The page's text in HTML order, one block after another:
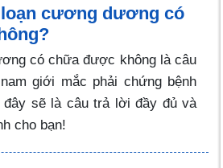
cương dương có
có chữa được không là câu
giới mắc phải chứng bệnh
sẽ là câu trả lời đầy đủ và
cho bạn!